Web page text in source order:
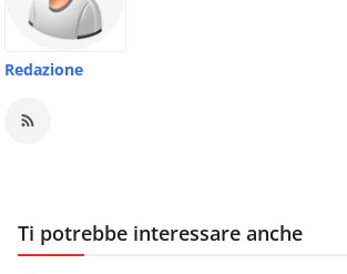
Redazione
Ti potrebbe interessare anche